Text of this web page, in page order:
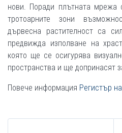
нови. Поради плътната мрежа
тротоарните зони
дървесна растителност са
предвижда изполване на
която ще се осигурява
пространства и ще допринасят
Повече информация Регистър